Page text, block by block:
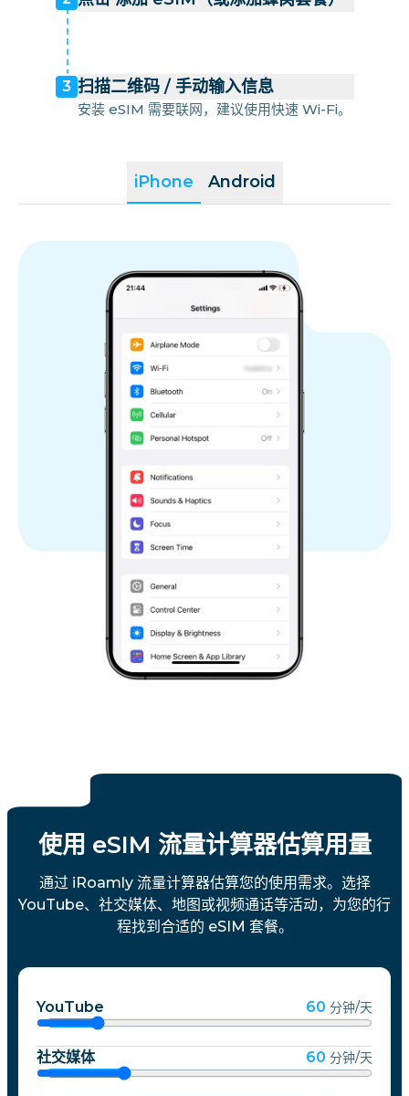
iPhone Android
3 扫描二维码 / 手动输入信息
安装 eSIM 需要联网，建议使用快速 Wi-Fi。
使用 eSIM 流量计算器估算用量
通过 iRoamly 流量计算器估算您的使用需求。选择
YouTube、社交媒体、地图或视频通话等活动，为您的行
程找到合适的 eSIM 套餐。
YouTube 60 分钟/天
社交媒体 60 分钟/天